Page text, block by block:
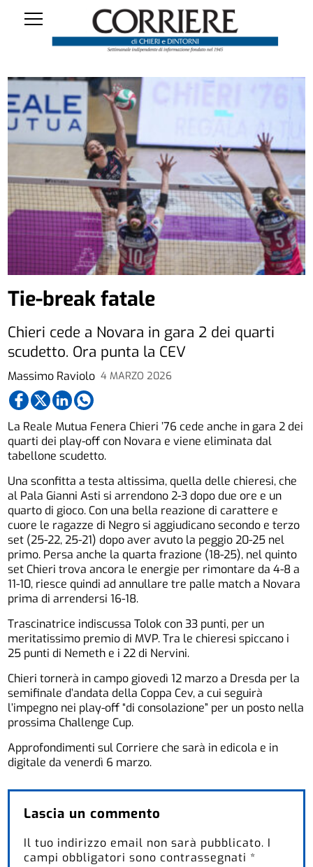
Massimo Raviolo 4 MARZO 2026
Tie-break fatale
Chieri cede a Novara in gara 2 dei quarti
scudetto. Ora punta la CEV
La Reale Mutua Fenera Chieri ’76 cede anche in gara 2 dei
quarti dei play-off con Novara e viene eliminata dal
tabellone scudetto.
Una sconfitta a testa altissima, quella delle chieresi, che
al Pala Gianni Asti si arrendono 2-3 dopo due ore e un
quarto di gioco. Con una bella reazione di carattere e
cuore le ragazze di Negro si aggiudicano secondo e terzo
set (25-22, 25-21) dopo aver avuto la peggio 20-25 nel
primo. Persa anche la quarta frazione (18-25), nel quinto
set Chieri trova ancora le energie per rimontare da 4-8 a
11-10, riesce quindi ad annullare tre palle match a Novara
prima di arrendersi 16-18.
Trascinatrice indiscussa Tolok con 33 punti, per un
meritatissimo premio di MVP. Tra le chieresi spiccano i
25 punti di Nemeth e i 22 di Nervini.
Chieri tornerà in campo giovedì 12 marzo a Dresda per la
semifinale d’andata della Coppa Cev, a cui seguirà
l’impegno nei play-off “di consolazione” per un posto nella
prossima Challenge Cup.
Approfondimenti sul Corriere che sarà in edicola e in
digitale da venerdì 6 marzo.
Lascia un commento
Il tuo indirizzo email non sarà pubblicato. I
campi obbligatori sono contrassegnati *